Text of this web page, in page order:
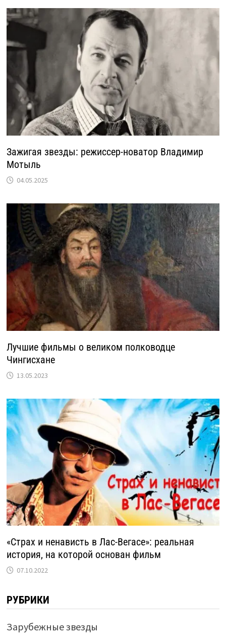
Зажигая звезды: режиссер-новатор Владимир
Мотыль
04.05.2025
Лучшие фильмы о великом полководце
Чингисхане
13.05.2023
«Страх и ненависть в Лас-Вегасе»: реальная
история, на которой основан фильм
07.10.2022
РУБРИКИ
Зарубежные звезды